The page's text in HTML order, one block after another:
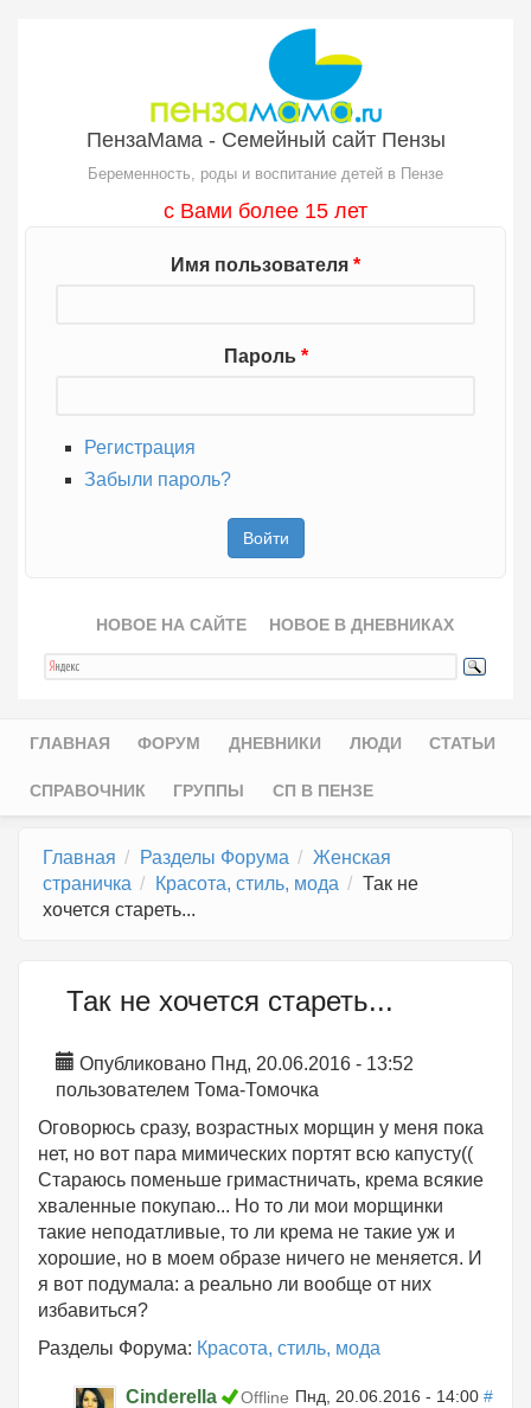
ПензаМама - Семейный сайт Пензы
Беременность, роды и воспитание детей в Пензе
с Вами более 15 лет
Имя пользователя *
Пароль *
Регистрация
Забыли пароль?
НОВОЕ НА САЙТЕ НОВОЕ В ДНЕВНИКАХ
Главное меню
ГЛАВНАЯ ФОРУМ ДНЕВНИКИ ЛЮДИ СТАТЬИ
СПРАВОЧНИК ГРУППЫ СП В ПЕНЗЕ
Главная Разделы Форума
Женская
страничка
Красота, стиль, мода
Так не
хочется стареть...
Так не хочется стареть...
Опубликовано Пнд, 20.06.2016 - 13:52
пользователем Тома-Томочка
Оговорюсь сразу, возрастных морщин у меня пока
нет, но вот пара мимических портят всю капусту((
Стараюсь поменьше гримастничать, крема всякие
хваленные покупаю... Но то ли мои морщинки
такие неподатливые, то ли крема не такие уж и
хорошие, но в моем образе ничего не меняется. И
я вот подумала: а реально ли вообще от них
избавиться?
Разделы Форума: Красота, стиль, мода
Cinderella Offline Пнд, 20.06.2016 - 14:00 #